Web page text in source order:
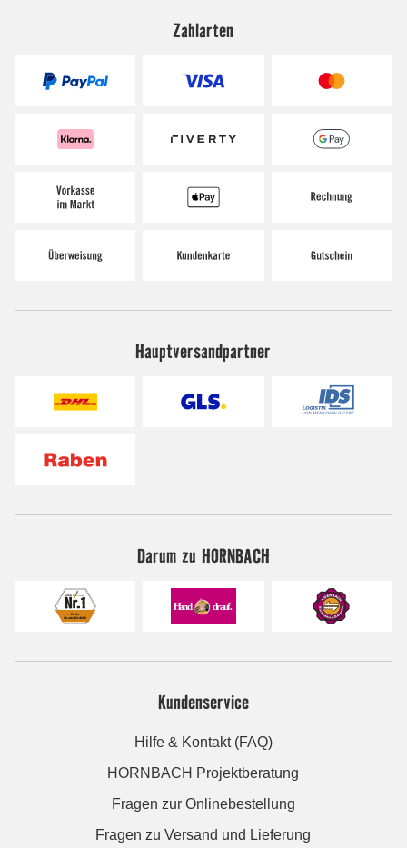
Zahlarten
Hauptversandpartner
Darum zu HORNBACH
Kundenservice
Hilfe & Kontakt (FAQ)
HORNBACH Projektberatung
Fragen zur Onlinebestellung
Fragen zu Versand und Lieferung